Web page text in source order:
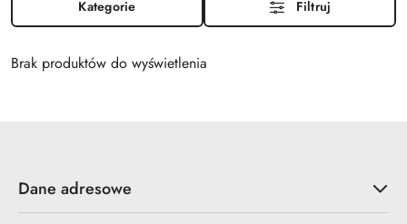
Kategorie Filtruj
Brak produktów do wyświetlenia
Dane adresowe